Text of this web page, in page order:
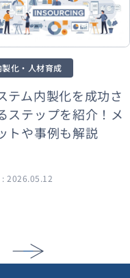
製化・人材育成
テム内製化を成功さ
ステップを紹介！メ
トや事例も解説
: 2026.05.12
arrow_forward